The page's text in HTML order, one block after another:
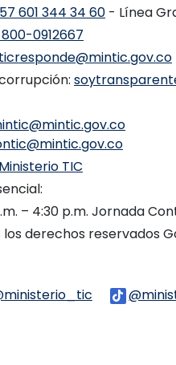
601 344 34 60 - Línea
0912667
TIC
– 4:30 p.m. Jornada
derechos reservados
Logo